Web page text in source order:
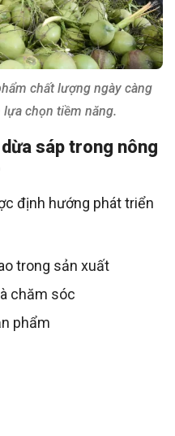
chất lượng ngày càng
chọn tiềm năng.
sáp trong nông
định hướng phát triển
trong sản xuất
chăm sóc
phẩm